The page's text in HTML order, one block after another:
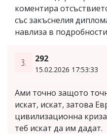
коментира
със закъснелия
навлиза в подробности
3. 292
15.02.2026 17:53:33
Ами точно защото
искат, искат, затова
цивилизационна
теб искат да им дадат.